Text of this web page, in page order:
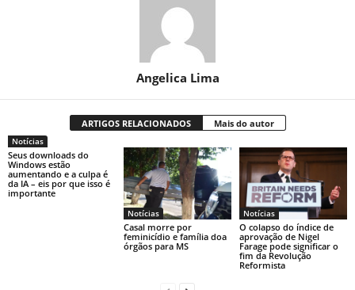
Angelica Lima
ARTIGOS RELACIONADOS Mais do autor
Notícias
Seus downloads do
Windows estão
aumentando e a culpa é
da IA ​​– eis por que isso é
importante
Notícias
Casal morre por
feminicídio e família doa
órgãos para MS
Notícias
O colapso do índice de
aprovação de Nigel
Farage pode significar o
fim da Revolução
Reformista